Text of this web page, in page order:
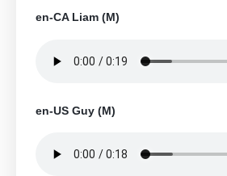
en-CA Liam (M)
en-US Guy (M)